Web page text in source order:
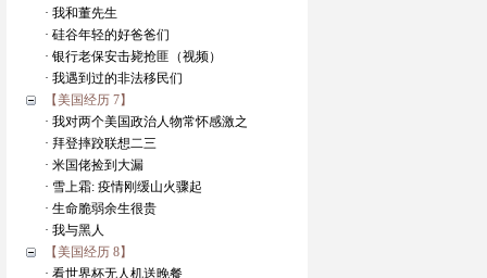
· 我和董先生
· 硅谷年轻的好爸爸们
· 银行老保安击毙抢匪（视频）
· 我遇到过的非法移民们
【美国经历 7】
· 我对两个美国政治人物常怀感激之
· 拜登摔跤联想二三
· 米国佬捡到大漏
· 雪上霜: 疫情刚缓山火骤起
· 生命脆弱余生很贵
· 我与黑人
【美国经历 8】
· 看世界杯无人机送晚餐